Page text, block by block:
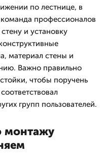
по лестнице, в
профессионалов
и установку
материал стены и
Важно правильно
чтобы поручень
групп пользователей.
монтажу